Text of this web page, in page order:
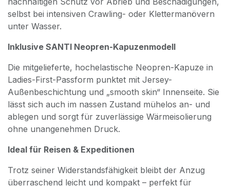
selbst bei intensiven Crawling- oder Klettermanövern
unter Wasser.
Inklusive SANTI Neopren-Kapuzenmodell
Die mitgelieferte, hochelastische Neopren-Kapuze in
Ladies-First-Passform punktet mit Jersey-
Außenbeschichtung und „smooth skin“ Innenseite. Sie
lässt sich auch im nassen Zustand mühelos an- und
ablegen und sorgt für zuverlässige Wärmeisolierung
ohne unangenehmen Druck.
Ideal für Reisen & Expeditionen
Trotz seiner Widerstandsfähigkeit bleibt der Anzug
überraschend leicht und kompakt – perfekt für